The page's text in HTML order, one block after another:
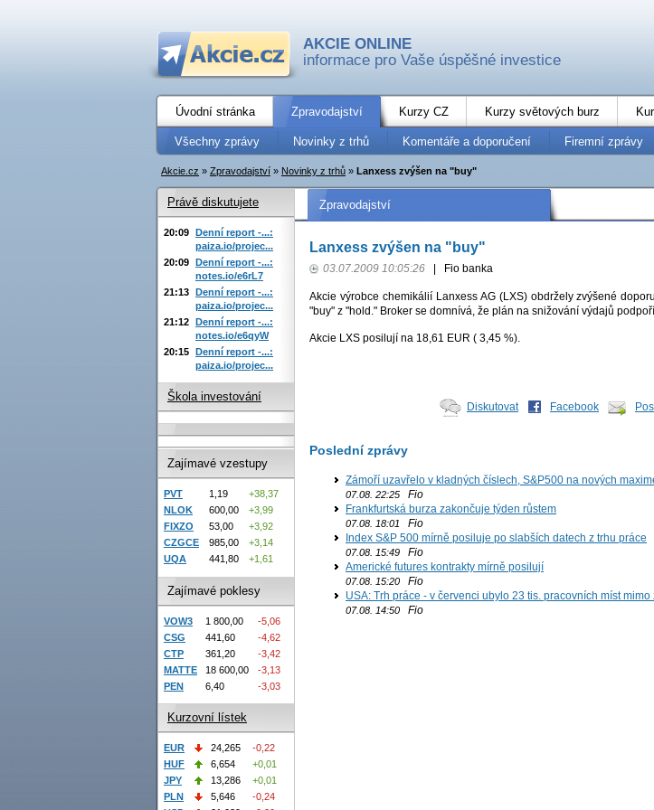
AKCIE ONLINE
informace pro Vaše úspěšné investice
Úvodní stránka Zpravodajství Kurzy CZ Kurzy světových burz
Všechny zprávy Novinky z trhů Komentáře a doporučení Firemní zprávy
Akcie.cz » Zpravodajství » Novinky z trhů » Lanxess zvýšen na "buy"
Zpravodajství
Lanxess zvýšen na "buy"
03.07.2009 10:05:26 Fio banka
Akcie výrobce chemikálií Lanxess AG (LXS) obdržely zvýšené
"buy" z "hold." Broker se domnívá, že plán na snižování výdajů
Akcie LXS posilují na 18,61 EUR ( 3,45 %).
Diskutovat Facebook
Poslední zprávy
Zámoří uzavřelo v kladných číslech, S&P500 na nových
07.08. 22:25 Fio
Frankfurtská burza zakončuje týden růstem
07.08. 18:01
Fio
Index S&P 500 mírně posiluje po slabších datech z trhu práce
07.08. 15:49 Fio
Americké futures kontrakty mírně posilují
07.08. 15:20 Fio
USA: Trh práce - v červenci ubylo 23 tis. pracovních míst
07.08. 14:50 Fio
Právě diskutujete
20:09 Denní report -...:
paiza.io/projec...
20:09 Denní report -...:
notes.io/e6rL7
21:13 Denní report -...:
paiza.io/projec...
21:12 Denní report -...:
notes.io/e6qyW
20:15 Denní report -...:
paiza.io/projec...
Škola investování
Zajímavé vzestupy
PVT 1,19
+38,37
NLOK
600,00
+3,99
FIXZO
53,00
+3,92
CZGCE
985,00
+3,14
UQA
441,80 +1,61
Zajímavé poklesy
VOW3 1 800,00
-5,06
CSG
441,60
-4,62
CTP
361,20
-3,42
MATTE
18 600,00
-3,13
PEN
6,40 -3,03
Kurzovní lístek
EUR 24,265
-0,22
HUF
6,654
+0,01
JPY
13,286
+0,01
PLN
5,646
-0,24